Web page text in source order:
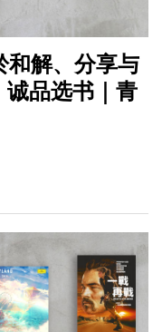
和解、分享与
品选书｜青